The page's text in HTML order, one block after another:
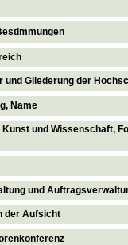
und Gliederung der
Name
und Wissenschaft,
und
der Aufsicht